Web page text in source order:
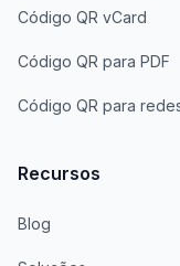
Código QR vCard
Código QR para PDF
Código QR para
Recursos
Blog